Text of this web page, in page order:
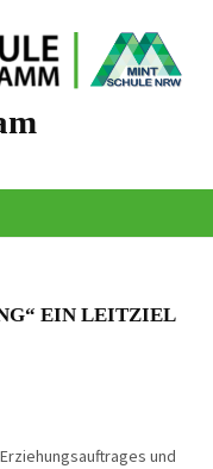
EIN LEITZIEL
und